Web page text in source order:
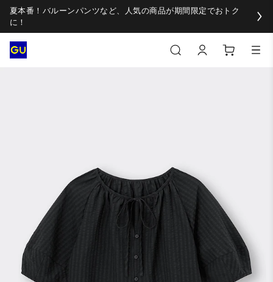
夏本番！バルーンパンツなど、人気の商品が期間限定でおトク
に！